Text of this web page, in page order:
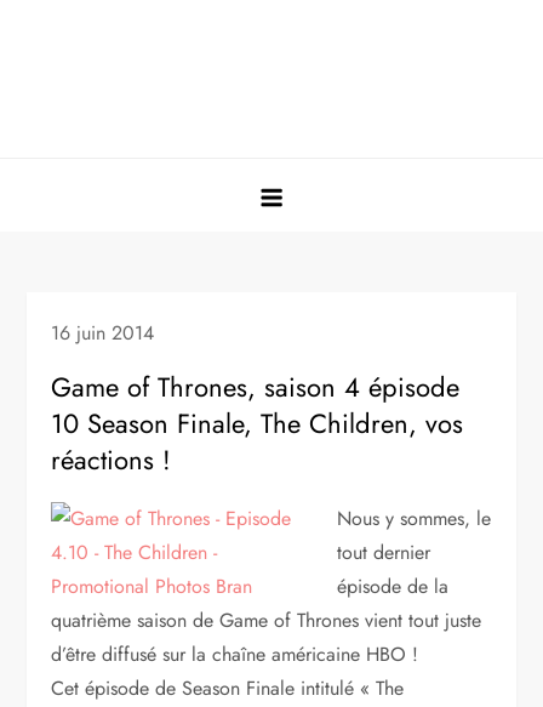
16 juin 2014
Game of Thrones, saison 4 épisode
10 Season Finale, The Children, vos
réactions !
Nous y sommes, le
tout dernier
épisode de la
quatrième saison de Game of Thrones vient tout juste
d’être diffusé sur la chaîne américaine HBO !
Cet épisode de Season Finale intitulé « The